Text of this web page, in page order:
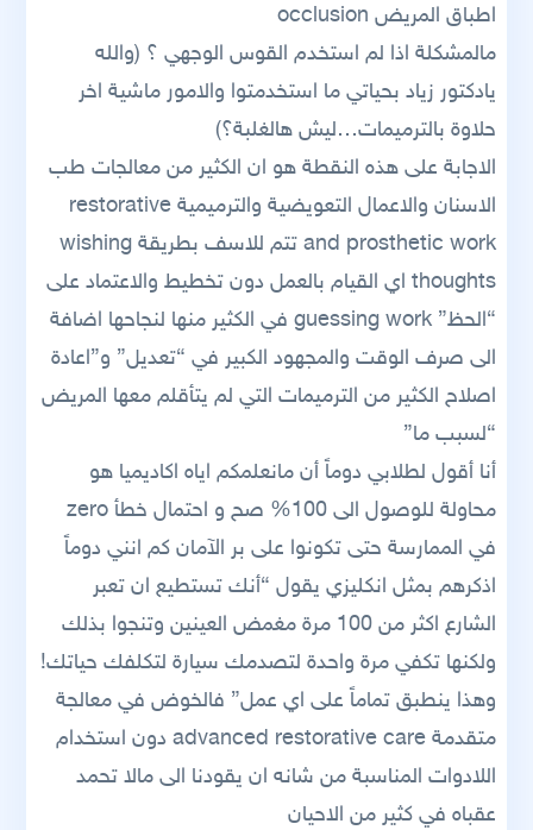
اطباق المريض occlusion
مالمشكلة اذا لم استخدم القوس الوجهي ؟ (والله
يادكتور زياد بحياتي ما استخدمتوا والامور ماشية اخر
حلاوة بالترميمات…ليش هالغلبة؟)
الاجابة على هذه النقطة هو ان الكثير من معالجات طب
الاسنان والاعمال التعويضية والترميمية restorative
and prosthetic work تتم للاسف بطريقة wishing
thoughts اي القيام بالعمل دون تخطيط والاعتماد على
“الحظ” guessing work في الكثير منها لنجاحها اضافة
الى صرف الوقت والمجهود الكبير في “تعديل” و”اعادة
اصلاح الكثير من الترميمات التي لم يتأقلم معها المريض
“لسبب ما”
أنا أقول لطلابي دوماً أن مانعلمكم اياه اكاديميا هو
محاولة للوصول الى 100% صح و احتمال خطأ zero
في الممارسة حتى تكونوا على بر الآمان كم انني دوماً
اذكرهم بمثل انكليزي يقول “أنك تستطيع ان تعبر
الشارع اكثر من 100 مرة مغمض العينين وتنجوا بذلك
ولكنها تكفي مرة واحدة لتصدمك سيارة لتكلفك حياتك!
وهذا ينطبق تماماً على اي عمل” فالخوض في معالجة
متقدمة advanced restorative care دون استخدام
اللادوات المناسبة من شانه ان يقودنا الى مالا تحمد
عقباه في كثير من الاحيان